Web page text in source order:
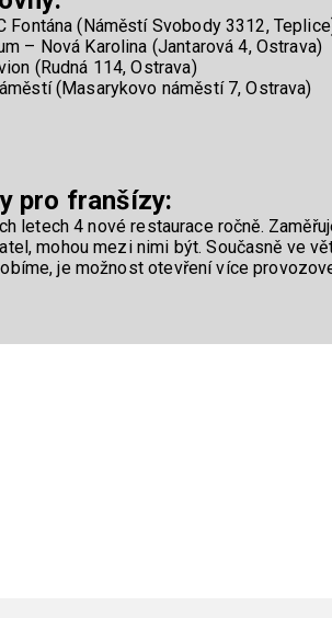
Fontána (Náměstí Svobody 3312,
– Nová Karolina (Jantarová 4, Ostrava)
(Rudná 114, Ostrava)
(Masarykovo náměstí 7, Ostrava)
pro franšízy:
letech 4 nové restaurace ročně.
mohou mezi nimi být. Současně ve
je možnost otevření více